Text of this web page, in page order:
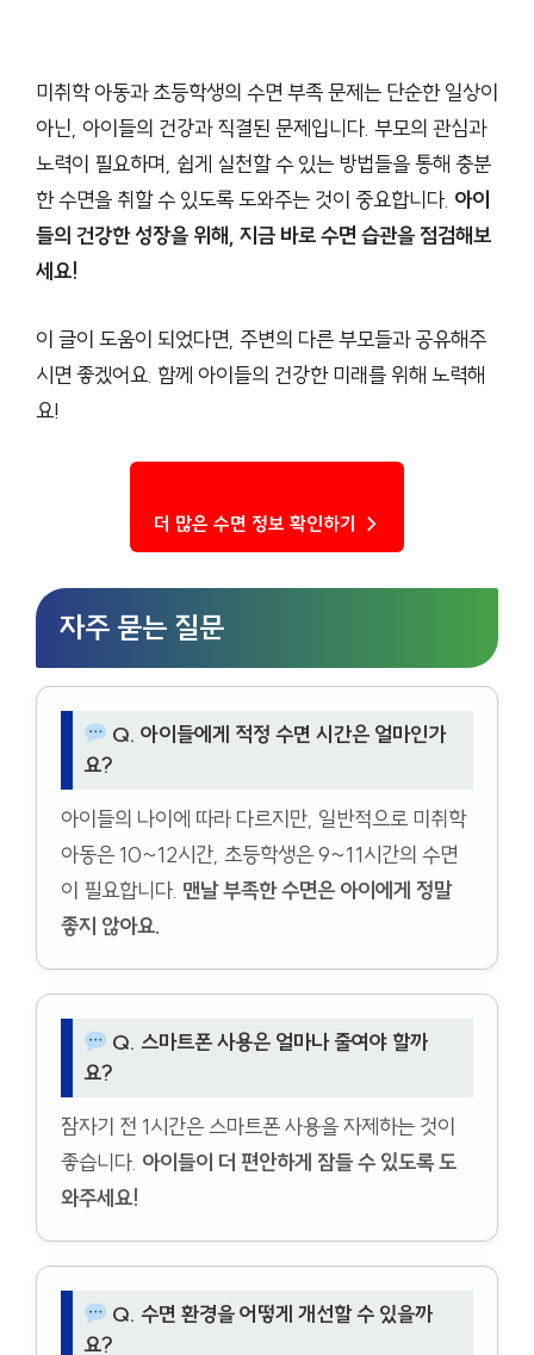
미취학 아동과 초등학생의 수면 부족 문제는 단순한 일상이
아닌, 아이들의 건강과 직결된 문제입니다. 부모의 관심과
노력이 필요하며, 쉽게 실천할 수 있는 방법들을 통해 충분
한 수면을 취할 수 있도록 도와주는 것이 중요합니다. 아이
들의 건강한 성장을 위해, 지금 바로 수면 습관을 점검해보
세요!
이 글이 도움이 되었다면, 주변의 다른 부모들과 공유해주
시면 좋겠어요. 함께 아이들의 건강한 미래를 위해 노력해
요!
더 많은 수면 정보 확인하기 →
자주 묻는 질문
Q. 아이들에게 적정 수면 시간은 얼마인가
요?
아이들의 나이에 따라 다르지만, 일반적으로 미취학
아동은 10~12시간, 초등학생은 9~11시간의 수면
이 필요합니다. 맨날 부족한 수면은 아이에게 정말
좋지 않아요.
Q. 스마트폰 사용은 얼마나 줄여야 할까
요?
잠자기 전 1시간은 스마트폰 사용을 자제하는 것이
좋습니다. 아이들이 더 편안하게 잠들 수 있도록 도
와주세요!
Q. 수면 환경을 어떻게 개선할 수 있을까
요?